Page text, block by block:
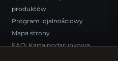
produktów
Program lojalnościowy
Mapa strony
FAQ: Karta podarunkowa